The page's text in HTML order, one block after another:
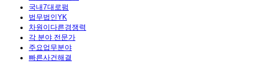
국내7대로펌
법무법인YK
차원이다른경쟁력
각 분야 전문가
주요업무분야
빠른사건해결